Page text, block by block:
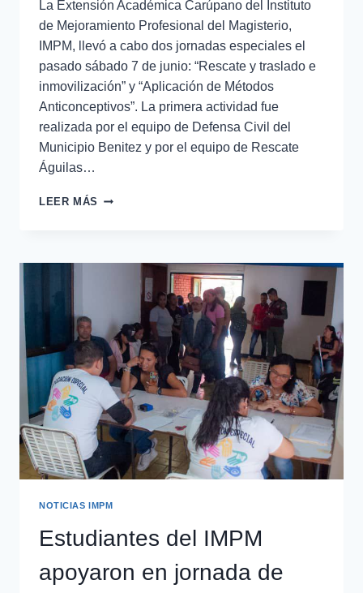
La Extensión Académica Carúpano del Instituto
de Mejoramiento Profesional del Magisterio,
IMPM, llevó a cabo dos jornadas especiales el
pasado sábado 7 de junio: “Rescate y traslado e
inmovilización” y “Aplicación de Métodos
Anticonceptivos”. La primera actividad fue
realizada por el equipo de Defensa Civil del
Municipio Benitez y por el equipo de Rescate
Águilas…
LEER MÁS
NOTICIAS IMPM
Estudiantes del IMPM
apoyaron en jornada de